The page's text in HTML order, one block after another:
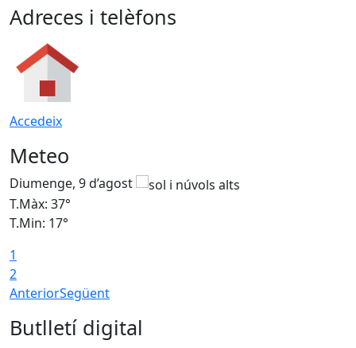
Adreces i telèfons
Accedeix
Meteo
Diumenge, 9 d’agost
T.Màx: 37°
T.Min: 17°
1
2
AnteriorSegüent
Butlletí digital